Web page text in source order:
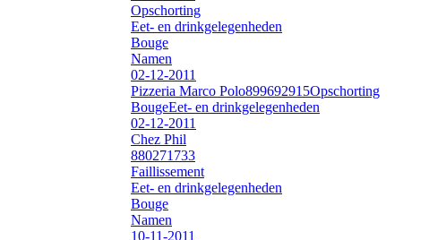
Opschorting
Eet- en drinkgelegenheden
Bouge
Namen
02-12-2011
Pizzeria Marco Polo899692915Opschorting
BougeEet- en drinkgelegenheden
02-12-2011
Chez Phil
880271733
Faillissement
Eet- en drinkgelegenheden
Bouge
Namen
10-11-2011